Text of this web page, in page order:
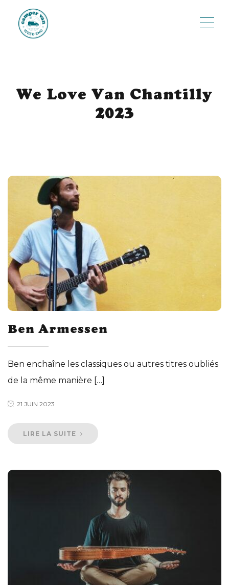
We Love Van Chantilly
2023
Ben Armessen
Ben enchaîne les classiques ou autres titres oubliés
de la même manière […]
21 JUIN 2023
LIRE LA SUITE